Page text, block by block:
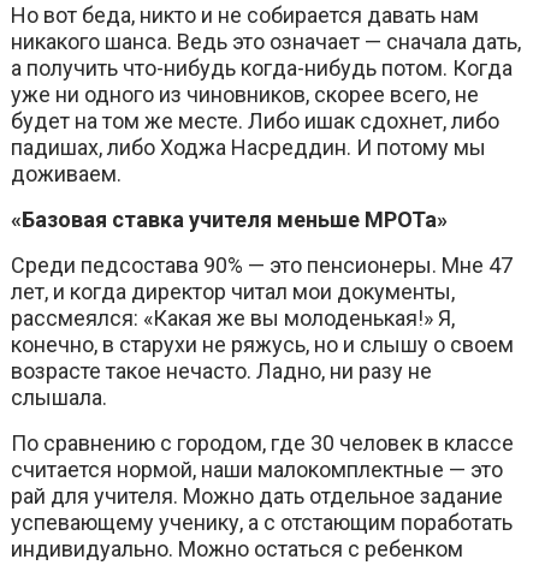
Но вот беда, никто и не собирается давать нам
никакого шанса. Ведь это означает — сначала дать,
а получить что-нибудь когда-нибудь потом. Когда
уже ни одного из чиновников, скорее всего, не
будет на том же месте. Либо ишак сдохнет, либо
падишах, либо Ходжа Насреддин. И потому мы
доживаем.
«Базовая ставка учителя меньше МРОТа»
Среди педсостава 90% — это пенсионеры. Мне 47
лет, и когда директор читал мои документы,
рассмеялся: «Какая же вы молоденькая!» Я,
конечно, в старухи не ряжусь, но и слышу о своем
возрасте такое нечасто. Ладно, ни разу не
слышала.
По сравнению с городом, где 30 человек в классе
считается нормой, наши малокомплектные — это
рай для учителя. Можно дать отдельное задание
успевающему ученику, а с отстающим поработать
индивидуально. Можно остаться с ребенком